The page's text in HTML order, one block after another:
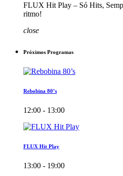
FLUX Hit Play – Só Hits,
ritmo!
close
Próximos Programas
Rebobina 80’s
12:00 - 13:00
FLUX Hit Play
13:00 - 19:00